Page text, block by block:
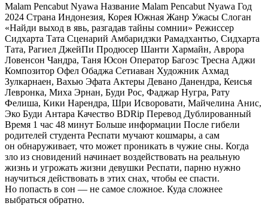
Malam Pencabut Nyawa Название Malam Pencabut Nyawa Год
2024 Страна Индонезия, Корея Южная Жанр Ужасы Слоган
«Найди выход в явь, разгадав тайны сомнии» Режиссер
Сидхарта Тата Сценарий Амбаридзки Рамадхантьо, Сидхарта
Тата, Рагиел ДжейПи Продюсер Шанти Хармайн, Аврора
Ловенсон Чандра, Таня Юсон Оператор Багоэс Тресна Аджи
Композитор Офел Обаджа Сетиаван Художник Ахмад
Зулкарнаен, Вахью Эфата Актеры Девано Данендра, Кеисья
Левронка, Миха Эрнан, Буди Рос, Фаджар Нугра, Рату
Фелиша, Кики Нарендра, Шри Исворовати, Майчелина Анис,
Эко Буди Антара Качество BDRip Перевод Дублированный
Время 1 час 48 минут Больше информации После гибели
родителей студента Респати мучают кошмары, а сам
он обнаруживает, что может проникать в чужие сны. Когда
зло из сновидений начинает воздействовать на реальную
жизнь и угрожать жизни девушки Респати, парню нужно
научиться действовать в этих снах, чтобы ее спасти.
Но попасть в сон — не самое сложное. Куда сложнее
выбраться обратно.